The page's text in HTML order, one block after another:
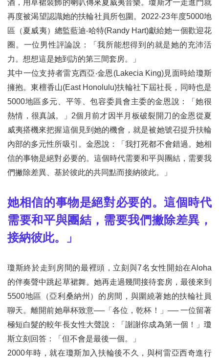
酒，用草裙裝飾的喇叭傳來夏威夷音樂。瓊斯才一走進門就
再度被渴望認識她的扶輪社員所包圍。2022-23年度5000地
區（夏威夷）總監藍迪‧哈特(Randy Hart)獻給她一個歡迎花
圈。一位男性評論說：「我所能想得到的就是她的充沛活
力。想想這是她到訪的第三間套房。」
其中一位支持者雷克西亞‧金恩(Lakecia King)見面時給瓊斯
擁抱。東檀香山(East Honolulu)扶輪社下屆社長，同時也是
5000地區多元、平等、包容委員會主委的金恩說：「她很
熱情，很真誠。」2個月前才因半月板破裂開刀的金恩從夏
威夷搭機來把握這個見到她的機會，就是被她號召提升扶輪
內部的多元性所吸引。金恩說：「我打死都不會錯過。她相
信的事物是絕對必要的。這個時代需要和平與團結，需要我
們撇除差異、基於彼此的共同點而接納彼此。」
她相信的事物是絕對必要的。這個時代
需要和平與團結，需要我們撇除差異，
接納彼此。」
瓊斯終於走到房間的最裡頭，立刻與7名女性開始在Aloha
的伴奏聲中跳起草裙舞。她再走過幾間接待套房，最後來到
5500地區（亞利桑納州）的房間，與圍繞著她的扶輪社員
聊天。離開前她舉杯致意──「各位，乾杯！」── 一位留著
極短白髮的較年長女性大聲說：「謝謝你成為第一個！」瓊
斯立刻回答：「但不會是最後一個。」
2000年時，就在瓊斯加入扶輪後不久，與柯雷亞西奇進行